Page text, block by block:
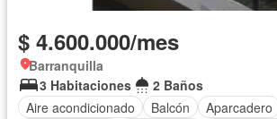
$ 4.600.000/mes
Barranquilla
3 Habitaciones
2 Baños
Aire acondicionado
Balcón Aparcadero